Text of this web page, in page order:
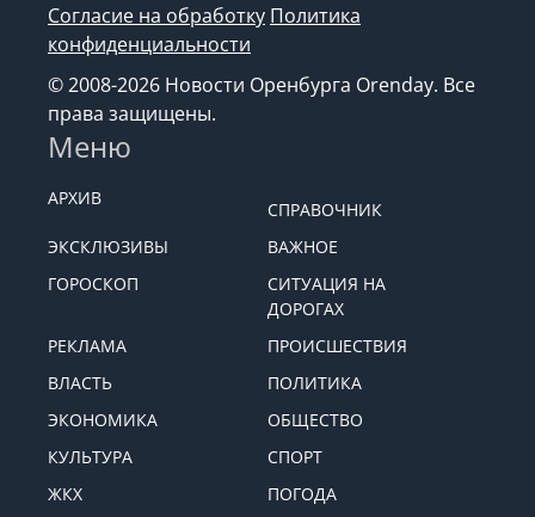
Согласие на обработку Политика
конфиденциальности
© 2008-2026 Новости Оренбурга Orenday. Все
права защищены.
Меню
АРХИВ
СПРАВОЧНИК
ЭКСКЛЮЗИВЫ
ВАЖНОЕ
ГОРОСКОП
СИТУАЦИЯ НА
ДОРОГАХ
РЕКЛАМА
ПРОИСШЕСТВИЯ
ВЛАСТЬ
ПОЛИТИКА
ЭКОНОМИКА
ОБЩЕСТВО
КУЛЬТУРА
СПОРТ
ЖКХ
ПОГОДА